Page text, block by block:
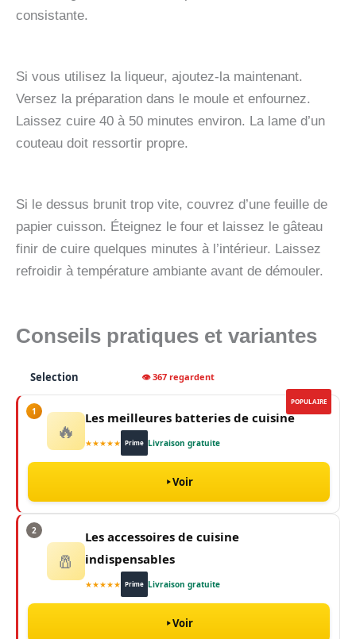
consistante.
Si vous utilisez la liqueur, ajoutez-la maintenant.
Versez la préparation dans le moule et enfournez.
Laissez cuire 40 à 50 minutes environ. La lame d’un
couteau doit ressortir propre.
Si le dessus brunit trop vite, couvrez d’une feuille de
papier cuisson. Éteignez le four et laissez le gâteau
finir de cuire quelques minutes à l’intérieur. Laissez
refroidir à température ambiante avant de démouler.
Conseils pratiques et variantes
Selection 👁 367 regardent
POPULAIRE
1
🔥 Les meilleures batteries de cuisine
★★★★★ Prime Livraison gratuite
Voir
2
🧂
Les accessoires de cuisine
indispensables
★★★★★ Prime Livraison gratuite
Voir